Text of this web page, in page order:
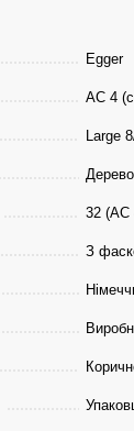
Egger
АС 4
Large
Дерево
32 (АС
З